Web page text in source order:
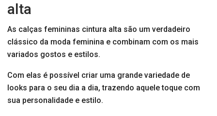
alta
As calças femininas cintura alta são um verdadeiro
clássico da moda feminina e combinam com os mais
variados gostos e estilos.
Com elas é possível criar uma grande variedade de
looks para o seu dia a dia, trazendo aquele toque com
sua personalidade e estilo.